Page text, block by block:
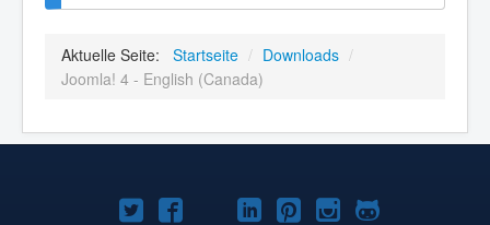
Aktuelle Seite: Startseite / Downloads /
Joomla! 4 - English (Canada)
Joomla!Joomla!Joomla!
Joomla!Joomla!
Joomla!Joomla!